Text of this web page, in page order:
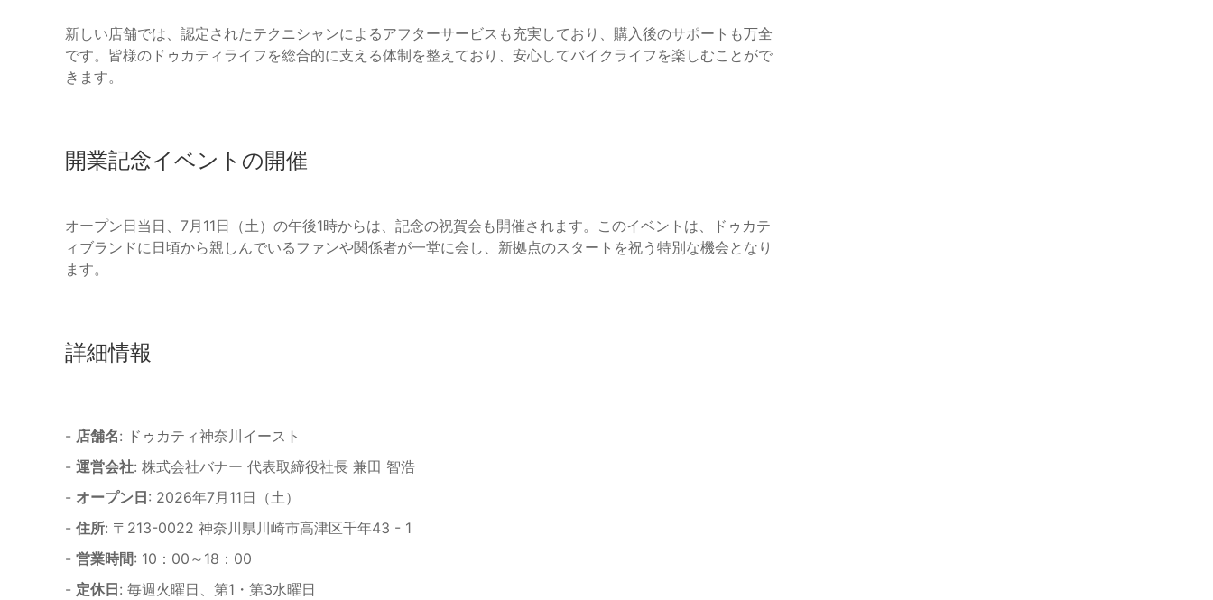
新しい店舗では、認定されたテクニシャンによるアフターサービスも充実しており、購入後のサポートも万全
です。皆様のドゥカティライフを総合的に支える体制を整えており、安心してバイクライフを楽しむことがで
きます。
開業記念イベントの開催
オープン日当日、7月11日（土）の午後1時からは、記念の祝賀会も開催されます。このイベントは、ドゥカテ
ィブランドに日頃から親しんでいるファンや関係者が一堂に会し、新拠点のスタートを祝う特別な機会となり
ます。
詳細情報
- 店舗名: ドゥカティ神奈川イースト
- 運営会社: 株式会社バナー 代表取締役社長 兼田 智浩
- オープン日 : 2026年7月11日（土）
- 住所: 〒213-0022 神奈川県川崎市高津区千年43 - 1
- 営業時間: 10：00～18：00
- 定休日 : 毎週火曜日、第1・第3水曜日